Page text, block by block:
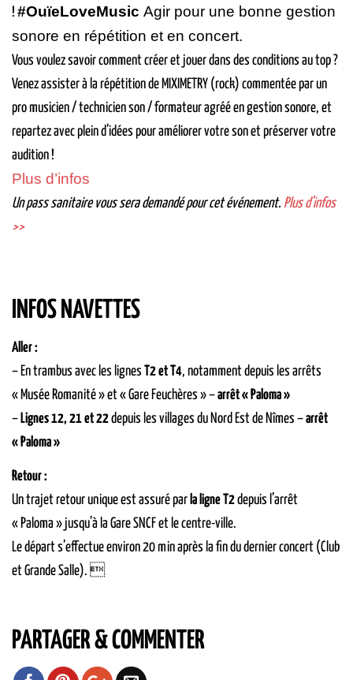
! #OuïeLoveMusic Agir pour une bonne gestion
sonore en répétition et en concert.
Vous voulez savoir comment créer et jouer dans des conditions au top ?
Venez assister à la répétition de MIXIMETRY (rock) commentée par un
pro musicien / technicien son / formateur agréé en gestion sonore, et
repartez avec plein d’idées pour améliorer votre son et préserver votre
audition !
Plus d’infos
Un pass sanitaire vous sera demandé pour cet événement. Plus d’infos
>>
INFOS NAVETTES
Aller :
– En trambus avec les lignes T2 et T4, notamment depuis les arrêts
« Musée Romanité » et « Gare Feuchères » –arrêt « Paloma »
– Lignes 12, 21 et 22depuis les villages du Nord Est de Nîmes –arrêt
« Paloma »
Retour :
Un trajet retour unique est assuré par la ligne T2depuis l’arrêt
« Paloma » jusqu’à la Gare SNCF et le centre-ville.
Le départ s’effectue environ 20 min après la fin du dernier concert (Club
et Grande Salle). 
PARTAGER & COMMENTER